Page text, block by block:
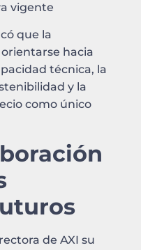
vigente
que la
hacia
técnica, la
y la
como único
de AXI su